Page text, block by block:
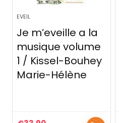
EVEIL
Je m’eveille a la
musique volume
1 / Kissel-Bouhey
Marie-Hélène